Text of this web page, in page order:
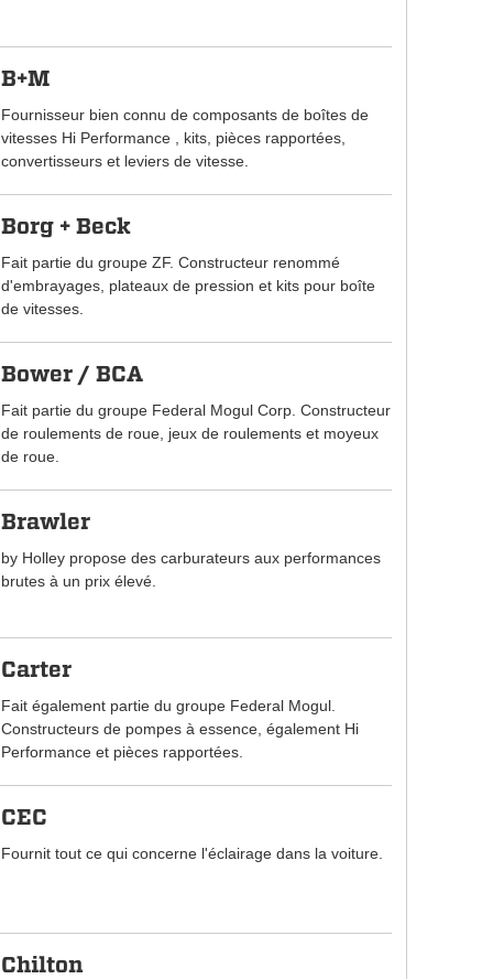
B+M
Fournisseur bien connu de composants de boîtes de
vitesses Hi Performance , kits, pièces rapportées,
convertisseurs et leviers de vitesse.
Borg + Beck
Fait partie du groupe ZF. Constructeur renommé
d'embrayages, plateaux de pression et kits pour boîte
de vitesses.
Bower / BCA
Fait partie du groupe Federal Mogul Corp. Constructeur
de roulements de roue, jeux de roulements et moyeux
de roue.
Brawler
by Holley propose des carburateurs aux performances
brutes à un prix élevé.
Carter
Fait également partie du groupe Federal Mogul.
Constructeurs de pompes à essence, également Hi
Performance et pièces rapportées.
CEC
Fournit tout ce qui concerne l'éclairage dans la voiture.
Chilton